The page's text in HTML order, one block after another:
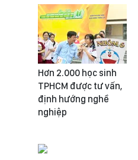
Hơn 2.000 học sinh
TPHCM được tư vấn,
định hướng nghề
nghiệp